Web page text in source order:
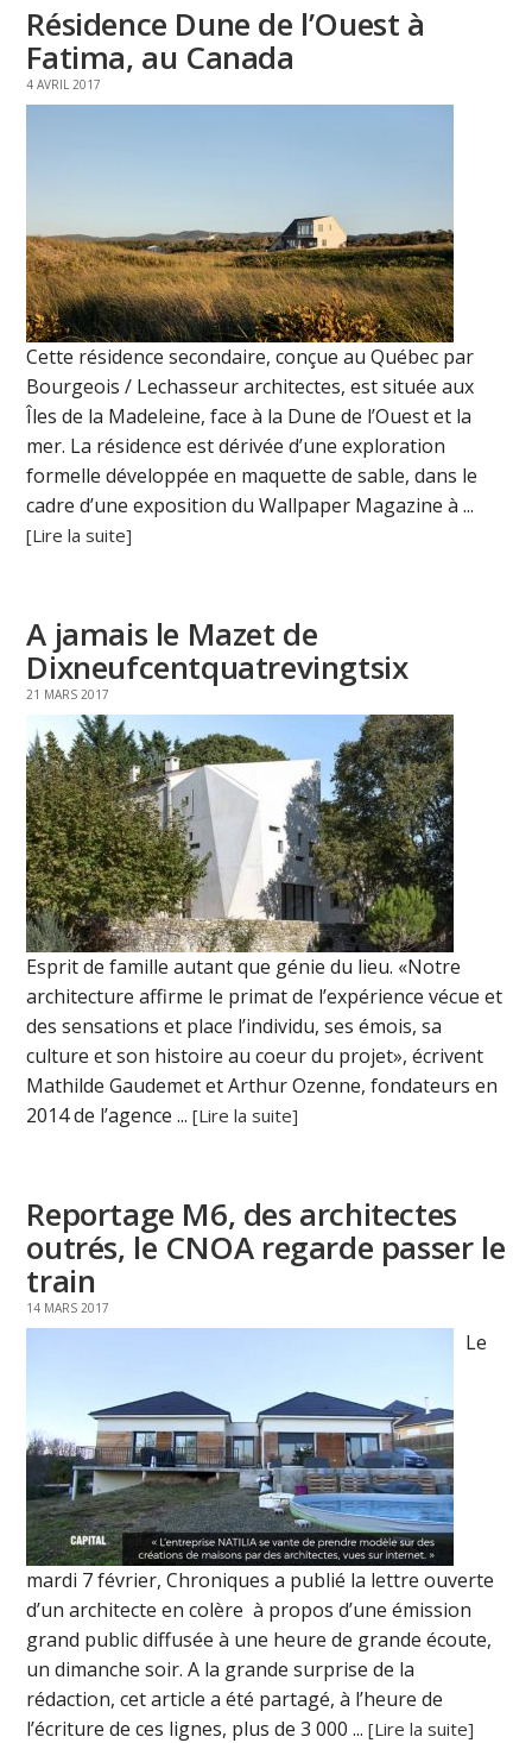
Résidence Dune de l’Ouest à
Fatima, au Canada
4 AVRIL 2017
Cette résidence secondaire, conçue au Québec par
Bourgeois / Lechasseur architectes, est située aux
Îles de la Madeleine, face à la Dune de l’Ouest et la
mer. La résidence est dérivée d’une exploration
formelle développée en maquette de sable, dans le
cadre d’une exposition du Wallpaper Magazine à ...
[Lire la suite]
A jamais le Mazet de
Dixneufcentquatrevingtsix
21 MARS 2017
Esprit de famille autant que génie du lieu. «Notre
architecture affirme le primat de l’expérience vécue et
des sensations et place l’individu, ses émois, sa
culture et son histoire au coeur du projet», écrivent
Mathilde Gaudemet et Arthur Ozenne, fondateurs en
2014 de l’agence ...[Lire la suite]
Reportage M6, des architectes
outrés, le CNOA regarde passer le
train
14 MARS 2017
Le
mardi 7 février, Chroniques a publié la lettre ouverte
d’un architecte en colère à propos d’une émission
grand public diffusée à une heure de grande écoute,
un dimanche soir. A la grande surprise de la
rédaction, cet article a été partagé, à l’heure de
l’écriture de ces lignes, plus de 3 000 ...[Lire la suite]